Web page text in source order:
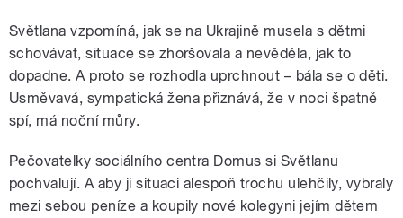
Světlana vzpomíná, jak se na Ukrajině musela s dětmi
schovávat, situace se zhoršovala a nevěděla, jak to
dopadne. A proto se rozhodla uprchnout – bála se o děti.
Usměvavá, sympatická žena přiznává, že v noci špatně
spí, má noční můry.
Pečovatelky sociálního centra Domus si Světlanu
pochvalují. A aby ji situaci alespoň trochu ulehčily, vybraly
mezi sebou peníze a koupily nové kolegyni jejím dětem